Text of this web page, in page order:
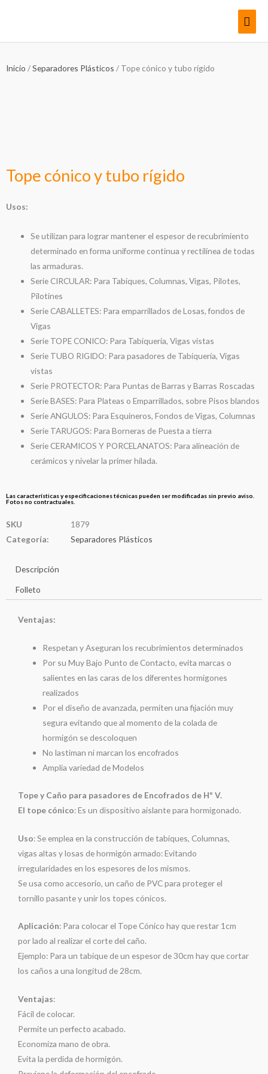
Inicio /Separadores Plásticos / Tope cónico y tubo rígido
Tope cónico y tubo rígido
Usos:
Se utilizan para lograr mantener el espesor de recubrimiento
determinado en forma uniforme continua y rectilínea de todas
las armaduras.
Serie CIRCULAR: Para Tabiques, Columnas, Vigas, Pilotes,
Pilotines
Serie CABALLETES: Para emparrillados de Losas, fondos de
Vigas
Serie TOPE CONICO: Para Tabiquería, Vigas vistas
Serie TUBO RIGIDO: Para pasadores de Tabiquería, Vigas
vistas
Serie PROTECTOR: Para Puntas de Barras y Barras Roscadas
Serie BASES: Para Plateas o Emparrillados, sobre Pisos blandos
Serie ANGULOS: Para Esquineros, Fondos de Vigas, Columnas
Serie TARUGOS: Para Borneras de Puesta a tierra
Serie CERAMICOS Y PORCELANATOS: Para alineación de
cerámicos y nivelar la primer hilada.
Las características y especificaciones técnicas pueden ser modificadas sin previo aviso.
Fotos no contractuales.
SKU
1879
Categoría:
Separadores Plásticos
Descripción
Folleto
Ventajas:
Respetan y Aseguran los recubrimientos determinados
Por su Muy Bajo Punto de Contacto, evita marcas o
salientes en las caras de los diferentes hormigones
realizados
Por el diseño de avanzada, permiten una fijación muy
segura evitando que al momento de la colada de
hormigón se descoloquen
No lastiman ni marcan los encofrados
Amplia variedad de Modelos
Tope y Caño para pasadores de Encofrados de Hº V.
El tope cónico: Es un dispositivo aislante para hormigonado.
Uso: Se emplea en la construcción de tabiques, Columnas,
vigas altas y losas de hormigón armado: Evitando
irregularidades en los espesores de los mismos.
Se usa como accesorio, un caño de PVC para proteger el
tornillo pasante y unir los topes cónicos.
Aplicación: Para colocar el Tope Cónico hay que restar 1cm
por lado al realizar el corte del caño.
Ejemplo: Para un tabique de un espesor de 30cm hay que cortar
los caños a una longitud de 28cm.
Ventajas:
Fácil de colocar.
Permite un perfecto acabado.
Economiza mano de obra.
Evita la perdida de hormigón.